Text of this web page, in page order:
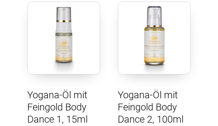
Yogana-Öl mit
Feingold Body
Dance 1, 15ml
Yogana-Öl mit
Feingold Body
Dance 2, 100ml